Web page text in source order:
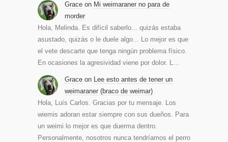
Grace on Mi weimaraner no para de
morder
Hola, Melinda. Es difícil saberlo... quizás estaba
asustado, quizás o le duele algo... Lo mejor es que
el vete descarte que tenga ningún problema físico.
En ocasiones la agresividad viene por dolor. L…
Grace on Lee esto antes de tener un
weimaraner (braco de weimar)
Hola, Luís Carlos. Gracias por tu mensaje. Los
wiemis adoran estar siempre con sus dueños. Para
un weimi lo mejor es que duerma dentro.
Personalmente, nosotros nunca tendríamos el perro